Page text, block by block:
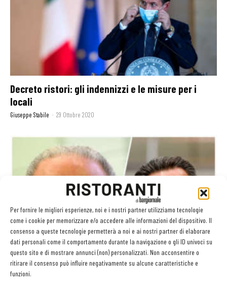
Per fornire le migliori esperienze, noi e i nostri partner utilizziamo tecnologie
come i cookie per memorizzare e/o accedere alle informazioni del dispositivo. Il
consenso a queste tecnologie permetterà a noi e ai nostri partner di elaborare
dati personali come il comportamento durante la navigazione o gli ID univoci su
questo sito e di mostrare annunci (non) personalizzati. Non acconsentire o
ritirare il consenso può influire negativamente su alcune caratteristiche e
funzioni.
Decreto ristori: gli indennizzi e le misure per i
locali
Giuseppe Stabile - 29 Ottobre 2020
Regole più restrittive per i ristoranti in Lombardia
e Campania
Mattia Marzola